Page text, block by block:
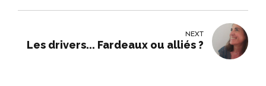
NEXT
Les drivers... Fardeaux ou alliés ?